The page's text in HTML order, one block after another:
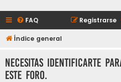
FAQ Registrarse
Índice general
Necesitas identificarte
este foro.